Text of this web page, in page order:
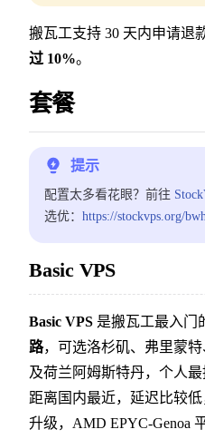
搬瓦工支持 30 天内申请退
过 10%。
套餐
提示
配置太多看花眼？前往
选优： https://stockvps.org/
Basic VPS
Basic VPS 是搬瓦工最入门
路，可选洛杉矶、弗里蒙
及荷兰阿姆斯特丹，个人最
距离国内最近，延迟比较
升级，AMD EPYC-Genoa